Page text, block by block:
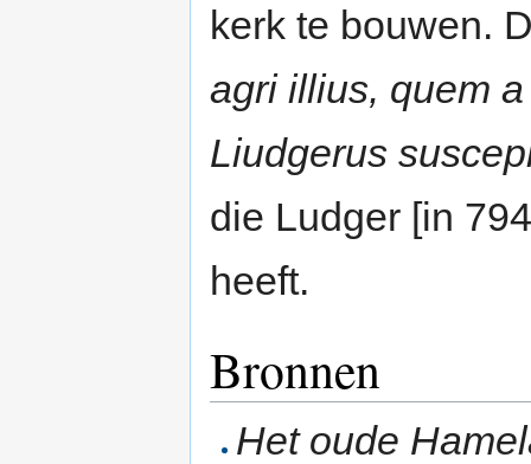
kerk te bouwen.
agri illius, quem
Liudgerus
die Ludger [in
heeft.
Bronnen
Het oude